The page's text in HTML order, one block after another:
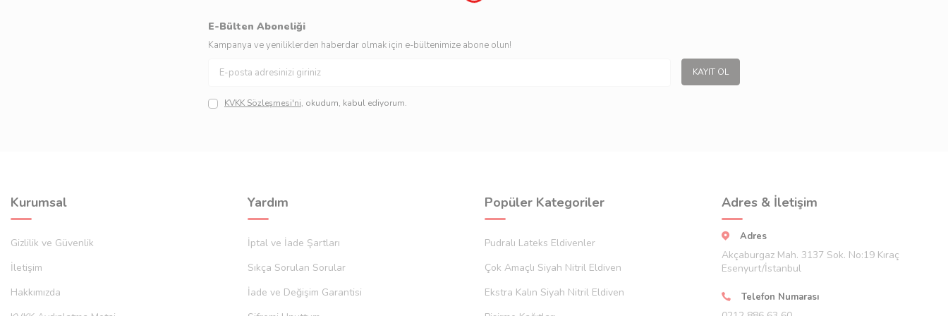
E-Bülten Aboneliği
Kampanya ve yeniliklerden haberdar olmak için e-bültenimize abone olun!
KAYIT OL
KVKK Sözleşmesi'ni, okudum, kabul ediyorum.
Kurumsal
Gizlilik ve Güvenlik
İletişim
Hakkımızda
Yardım
İptal ve İade Şartları
Sıkça Sorulan Sorular
İade ve Değişim Garantisi
Popüler Kategoriler
Pudralı Lateks Eldivenler
Çok Amaçlı Siyah Nitril Eldiven
Ekstra Kalın Siyah Nitril Eldiven
Adres & İletişim
Adres
Akçaburgaz Mah. 3137 Sok. No:19 Kıraç
Esenyurt/İstanbul
Telefon Numarası